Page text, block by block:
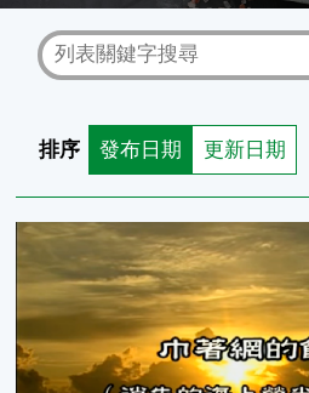
排序 發布日期 更新日期
巾著網